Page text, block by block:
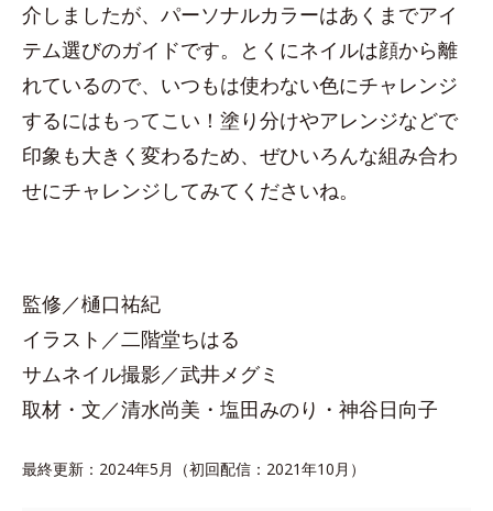
介しましたが、パーソナルカラーはあくまでアイ
テム選びのガイドです。とくにネイルは顔から離
れているので、いつもは使わない色にチャレンジ
するにはもってこい！塗り分けやアレンジなどで
印象も大きく変わるため、ぜひいろんな組み合わ
せにチャレンジしてみてくださいね。
監修／樋口祐紀
イラスト／二階堂ちはる
サムネイル撮影／武井メグミ
取材・文／清水尚美・塩田みのり・神谷日向子
最終更新：2024年5月（初回配信：2021年10月）